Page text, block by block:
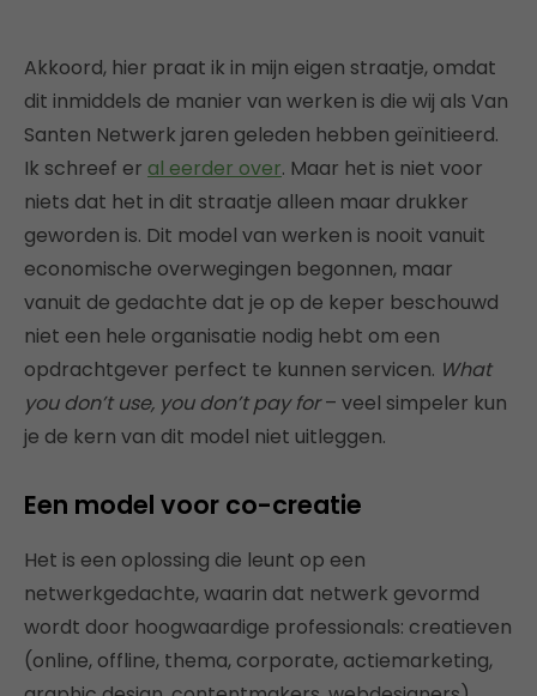
Akkoord, hier praat ik in mijn eigen straatje, omdat
dit inmiddels de manier van werken is die wij als Van
Santen Netwerk jaren geleden hebben geïnitieerd.
Ik schreef er al eerder over. Maar het is niet voor
niets dat het in dit straatje alleen maar drukker
geworden is. Dit model van werken is nooit vanuit
economische overwegingen begonnen, maar
vanuit de gedachte dat je op de keper beschouwd
niet een hele organisatie nodig hebt om een
opdrachtgever perfect te kunnen servicen. What
you don’t use, you don’t pay for– veel simpeler kun
je de kern van dit model niet uitleggen.
Een model voor co-creatie
Het is een oplossing die leunt op een
netwerkgedachte, waarin dat netwerk gevormd
wordt door hoogwaardige professionals: creatieven
(online, offline, thema, corporate, actiemarketing,